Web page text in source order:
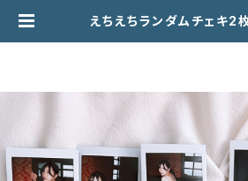
えちえちランダムチェキ2